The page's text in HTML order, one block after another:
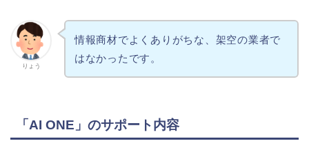
りょう
情報商材でよくありがちな、架空の業者で
はなかったです。
「AI ONE」のサポート内容